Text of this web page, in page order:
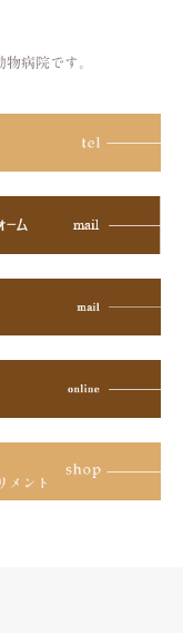
物病院です。